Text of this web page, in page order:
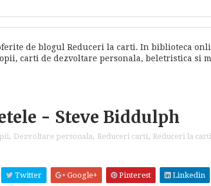
de blogul Reduceri la carti. In biblioteca
carti de dezvoltare personala, beletristica si
- Steve Biddulph
, Dezvoltare personala, Reduceri carti, Reduceri la carti
Twitter Google+ Pinterest Linkedin